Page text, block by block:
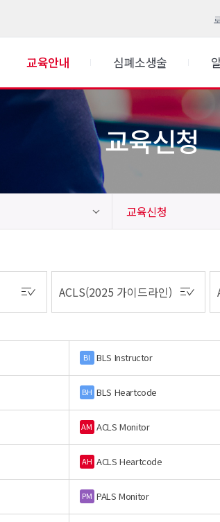
교육안내 심폐소생술
교육신청
교육신청
BI BLS Instructor
BH BLS Heartcode
AM ACLS Monitor
AH ACLS Heartcode
PM PALS Monitor